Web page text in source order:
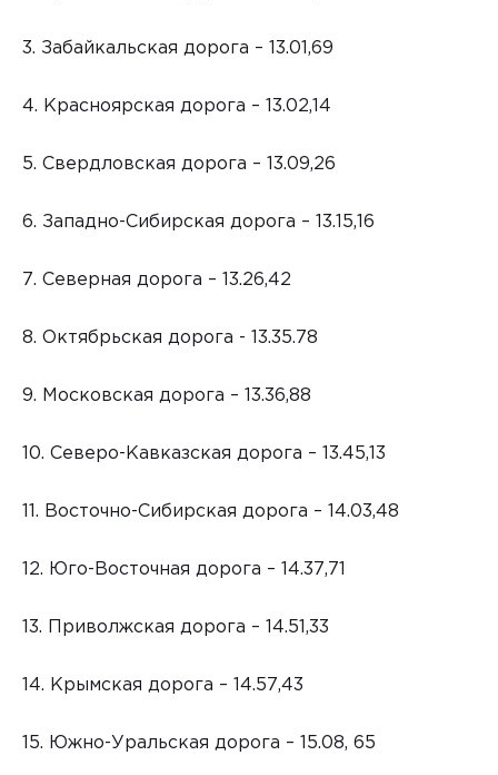
3. Забайкальская дорога – 13.01,69
4. Красноярская дорога – 13.02,14
5. Свердловская дорога – 13.09,26
6. Западно-Сибирская дорога – 13.15,16
7. Северная дорога – 13.26,42
8. Октябрьская дорога - 13.35.78
9. Московская дорога – 13.36,88
10. Северо-Кавказская дорога – 13.45,13
11. Восточно-Сибирская дорога – 14.03,48
12. Юго-Восточная дорога – 14.37,71
13. Приволжская дорога – 14.51,33
14. Крымская дорога – 14.57,43
15. Южно-Уральская дорога – 15.08, 65